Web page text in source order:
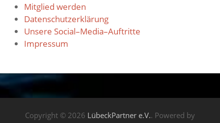
Mitglied werden
Datenschutzerklärung
Unsere Social–Media–Auftritte
Impressum
Copyright © 2026 LübeckPartner e.V.. Powered by